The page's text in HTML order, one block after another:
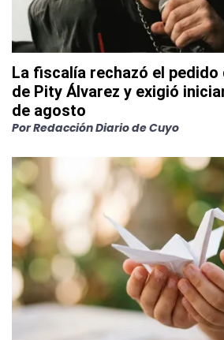
La fiscalía rechazó el
de Pity Álvarez y exigió
de agosto
PorRedacción Diario de Cuyo